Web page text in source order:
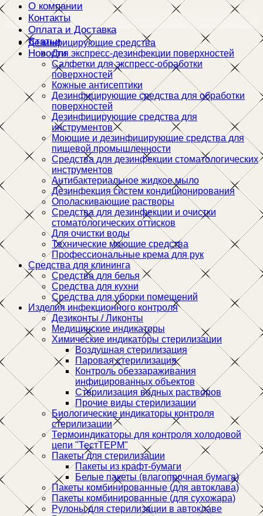
О компании
Контакты
Оплата и Доставка
Статьи
Новости
Дезинфицирующие средства
Для экспресс-дезинфекции поверхностей
Салфетки для экспресс-обработки
поверхностей
Кожные антисептики
Дезинфицирующие средства для обработки
поверхностей
Дезинфицирующие средства для
инструментов
Моющие и дезинфицирующие средства для
пищевой промышленности
Средства для дезинфекции стоматологических
инструментов
Антибактериальное жидкое мыло
Дезинфекция систем кондиционирования
Ополаскивающие растворы
Средства для дезинфекции и очистки
стоматологических оттисков
Для очистки воды
Технические моющие средства
Профессиональные крема для рук
Средства для клининга
Средства для белья
Средства для кухни
Средства для уборки помещений
Изделия инфекционного контроля
Дезиконты / Ликонты
Медицинские индикаторы
Химические индикаторы стерилизации
Воздушная стерилизация
Паровая стерилизация
Контроль обеззараживания
инфицированных объектов
Стерилизация водных растворов
Прочие виды стерилизации
Биологические индикаторы контроля
стерилизации
Термоиндикаторы для контроля холодовой
цепи "ТестТЕРМ"
Пакеты для стерилизации
Пакеты из крафт-бумаги
Белые пакеты (влагопрочная бумага)
Пакеты комбинированные (для автоклава)
Пакеты комбинированные (для сухожара)
Рулоны для стерилизации в автоклаве